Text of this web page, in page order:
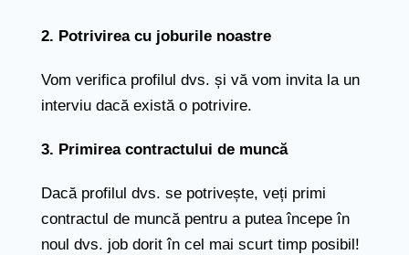
2. Potrivirea cu joburile noastre
Vom verifica profilul dvs. și vă vom invita la un
interviu dacă există o potrivire.
3. Primirea contractului de muncă
Dacă profilul dvs. se potrivește, veți primi
contractul de muncă pentru a putea începe în
noul dvs. job dorit în cel mai scurt timp posibil!